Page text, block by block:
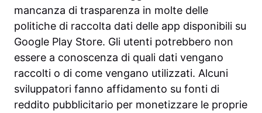
mancanza di trasparenza in molte delle
politiche di raccolta dati delle app disponibili su
Google Play Store. Gli utenti potrebbero non
essere a conoscenza di quali dati vengano
raccolti o di come vengano utilizzati. Alcuni
sviluppatori fanno affidamento su fonti di
reddito pubblicitario per monetizzare le proprie